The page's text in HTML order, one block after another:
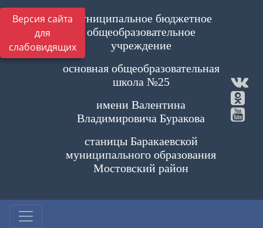
Версия сайта
для
слабовидящих
Муниципальное бюджетное
общеобразовательное
учреждение
основная общеобразовательная
школа №25
имени Валентина
Владимировича Буракова
станицы Баракаевской
муниципального образования
Мостовский район